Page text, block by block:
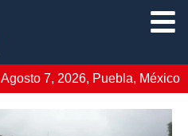
Agosto 7, 2026, Puebla, México